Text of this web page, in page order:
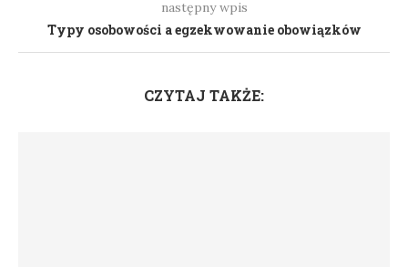
następny wpis
Typy osobowości a egzekwowanie obowiązków
CZYTAJ TAKŻE: